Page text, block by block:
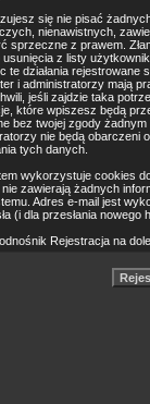
się nie pisać
nienawistnych,
sprzeczne z prawem.
usunięcia z listy
te działania
i administratorzy mają
jeśli zajdzie taka
które wpiszesz będą
bez twojej zgody
nie będą obarczeni
tych danych.
wykorzystuje cookies
zawierają żadnych
Adres e-mail jest
(i dla przesłania nowego
Rejestracja na